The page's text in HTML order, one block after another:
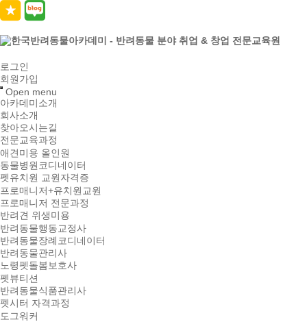
로그인
회원가입
Open menu
아카데미소개
회사소개
찾아오시는길
전문교육과정
애견미용 올인원
동물병원코디네이터
펫유치원 교원자격증
프로매니저+유치원교원
프로매니저 전문과정
반려견 위생미용
반려동물행동교정사
반려동물장례코디네이터
반려동물관리사
노령펫돌봄보호사
펫뷰티션
반려동물식품관리사
펫시터 자격과정
도그워커